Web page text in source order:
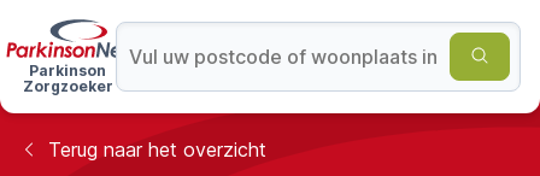
Parkinson
Zorgzoeker
Terug naar het overzicht